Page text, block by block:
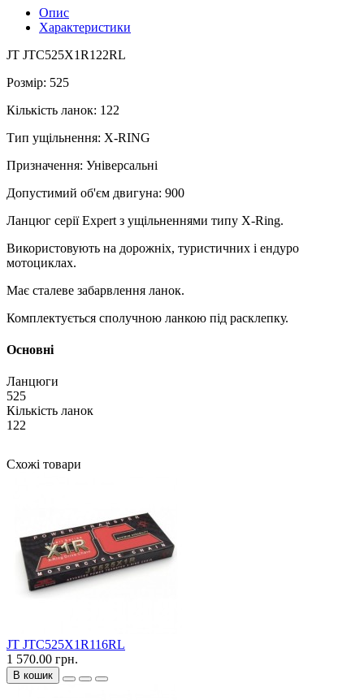
Опис
Характеристики
JT JTC525X1R122RL
Розмір: 525
Кількість ланок: 122
Тип ущільнення: X-RING
Призначення: Універсальні
Допустимий об'єм двигуна: 900
Ланцюг серії Expert з ущільненнями типу X-Ring.
Використовують на дорожніх, туристичних і ендуро
мотоциклах.
Має сталеве забарвлення ланок.
Комплектується сполучною ланкою під расклепку.
Основні
Ланцюги
525
Кількість ланок
122
Схожі товари
JT JTC525X1R116RL
1 570.00 грн.
В кошик